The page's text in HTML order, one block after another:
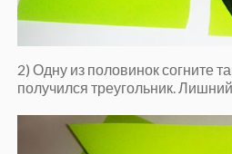
2) Одну из половинок согните
получился треугольник.